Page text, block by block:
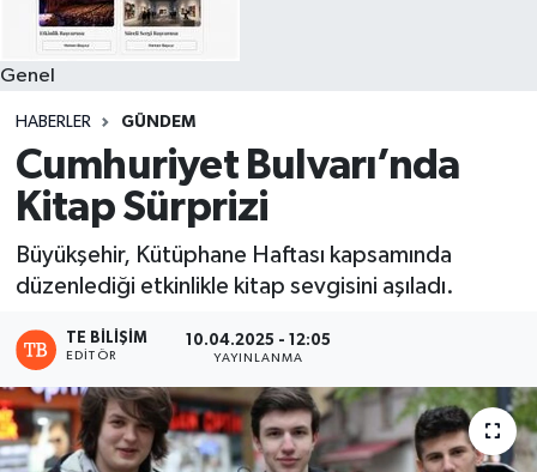
Genel
HABERLER GÜNDEM
Cumhuriyet Bulvarı’nda
Kitap Sürprizi
Büyükşehir, Kütüphane Haftası kapsamında
düzenlediği etkinlikle kitap sevgisini aşıladı.
TE BILIŞIM
EDITÖR
10.04.2025 - 12:05
YAYINLANMA